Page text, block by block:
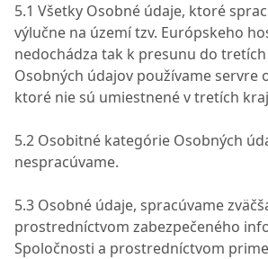
5.1 Všetky Osobné údaje, ktoré
výlučne na území tzv. Európskeho
nedochádza tak k presunu do
Osobných údajov používame servre
ktoré nie sú umiestnené v tretích
5.2 Osobitné kategórie Osobných
nespracúvame.
5.3 Osobné údaje, spracúvame
prostredníctvom zabezpečeného
Spoločnosti a prostredníctvom